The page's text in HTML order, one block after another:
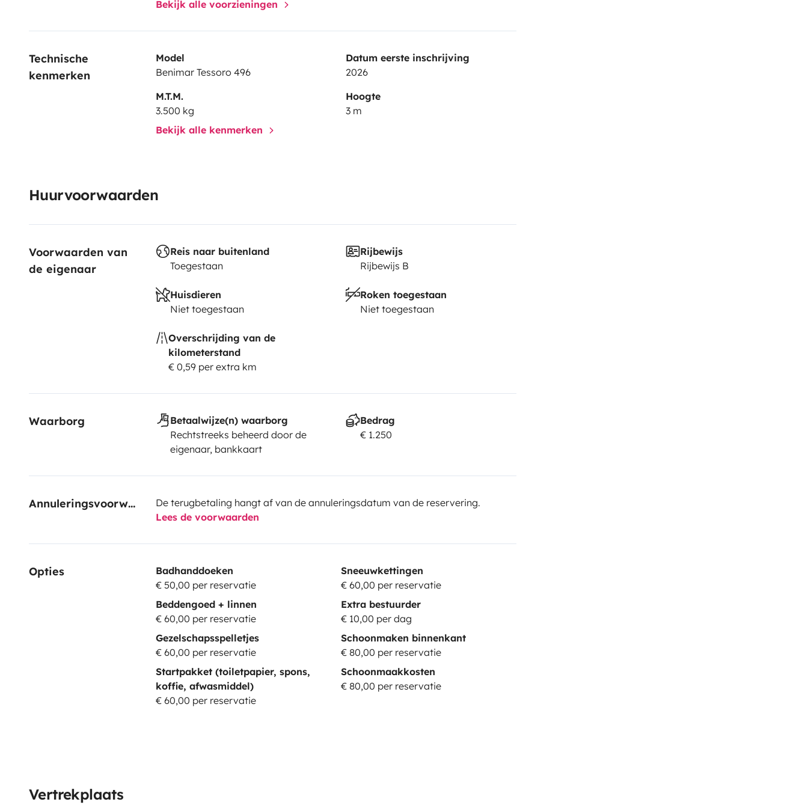
Bekijk alle voorzieningen
Technische
kenmerken
Model
Benimar Tessoro 496
Datum eerste inschrijving
2026
M.T.M.
3.500 kg
Hoogte
3 m
Bekijk alle kenmerken
Huurvoorwaarden
Voorwaarden van
de eigenaar
Reis naar buitenland
Toegestaan
Rijbewijs
Rijbewijs B
Huisdieren
Niet toegestaan
Roken toegestaan
Niet toegestaan
Overschrijding van de
kilometerstand
€ 0,59 per extra km
Waarborg
Betaalwijze(n) waarborg
Rechtstreeks beheerd door de
eigenaar, bankkaart
Bedrag
€ 1.250
Annuleringsvoorwaarden
De terugbetaling hangt af van de annuleringsdatum van de reservering.
Lees de voorwaarden
Opties
Badhanddoeken
€ 50,00 per reservatie
Sneeuwkettingen
€ 60,00 per reservatie
Beddengoed + linnen
€ 60,00 per reservatie
Extra bestuurder
€ 10,00 per dag
Gezelschapsspelletjes
€ 60,00 per reservatie
Schoonmaken binnenkant
€ 80,00 per reservatie
Startpakket (toiletpapier, spons,
koffie, afwasmiddel)
€ 60,00 per reservatie
Schoonmaakkosten
€ 80,00 per reservatie
Vertrekplaats